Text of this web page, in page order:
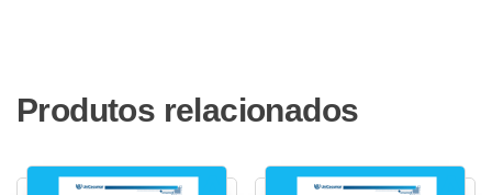
Produtos relacionados